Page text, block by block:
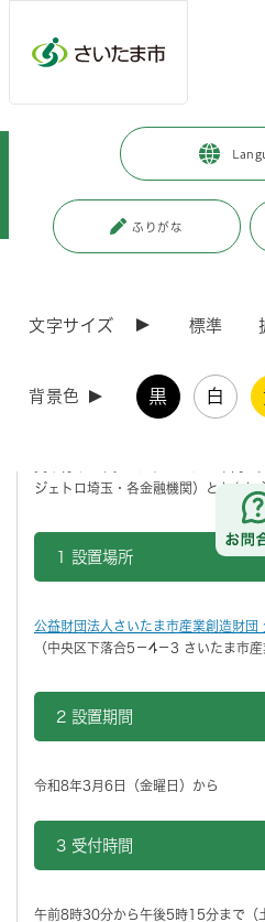
ふりがな
文字サイズ 標準
背景色 黒 白
市政情報 広報・報
>
（令和8年3月5日発表）中
中東地域の情勢緊迫化を受けて、さい
を抱く市内中小企業を対象に、公益財
ジェトロ埼玉・各金融機関）とともに
1 設置場所
公益財団法人さいたま市産業創造財団
（中央区下落合5－4－3 さいたま市産
2 設置期間
令和8年3月6日（金曜日）から
3 受付時間
午前8時30分から午後5時15分まで（